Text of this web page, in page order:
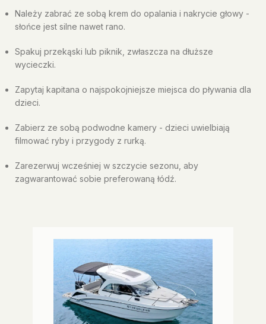
Należy zabrać ze sobą krem do opalania i nakrycie głowy -
słońce jest silne nawet rano.
Spakuj przekąski lub piknik, zwłaszcza na dłuższe
wycieczki.
Zapytaj kapitana o najspokojniejsze miejsca do pływania dla
dzieci.
Zabierz ze sobą podwodne kamery - dzieci uwielbiają
filmować ryby i przygody z rurką.
Zarezerwuj wcześniej w szczycie sezonu, aby
zagwarantować sobie preferowaną łódź.